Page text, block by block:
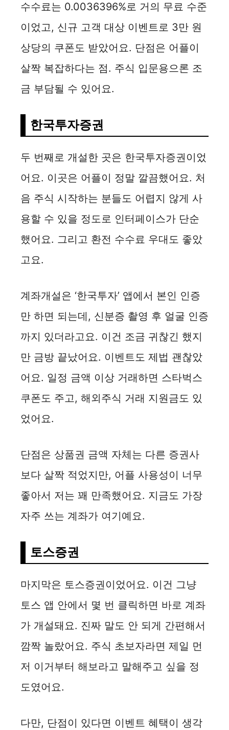
V
i
o
수수료는 0.0036396%로 거의 무료 수준
이었고, 신규 고객 대상 이벤트로 3만 원
상당의 쿠폰도 받았어요. 단점은 어플이
살짝 복잡하다는 점. 주식 입문용으론 조
금 부담될 수 있어요.
한국투자증권
두 번째로 개설한 곳은 한국투자증권이었
어요. 이곳은 어플이 정말 깔끔했어요. 처
음 주식 시작하는 분들도 어렵지 않게 사
용할 수 있을 정도로 인터페이스가 단순
했어요. 그리고 환전 수수료 우대도 좋았
고요.
계좌개설은 ‘한국투자’ 앱에서 본인 인증
만 하면 되는데, 신분증 촬영 후 얼굴 인증
까지 있더라고요. 이건 조금 귀찮긴 했지
만 금방 끝났어요. 이벤트도 제법 괜찮았
어요. 일정 금액 이상 거래하면 스타벅스
쿠폰도 주고, 해외주식 거래 지원금도 있
었어요.
단점은 상품권 금액 자체는 다른 증권사
보다 살짝 적었지만, 어플 사용성이 너무
좋아서 저는 꽤 만족했어요. 지금도 가장
자주 쓰는 계좌가 여기예요.
토스증권
마지막은 토스증권이었어요. 이건 그냥
토스 앱 안에서 몇 번 클릭하면 바로 계좌
가 개설돼요. 진짜 말도 안 되게 간편해서
깜짝 놀랐어요. 주식 초보자라면 제일 먼
저 이거부터 해보라고 말해주고 싶을 정
도였어요.
다만, 단점이 있다면 이벤트 혜택이 생각